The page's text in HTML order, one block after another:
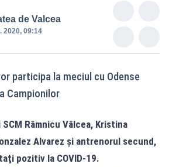
de Valcea
2020, 09:14
participa la meciul cu Odense
Campionilor
Râmnicu Vâlcea, Kristina
Alvarez şi antrenorul secund,
pozitiv la COVID-19.